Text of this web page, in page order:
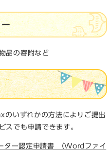
品の寄附など
のいずれかの方法によりご提出
スでも申請できます。
ター認定申請書 （Wordファイ